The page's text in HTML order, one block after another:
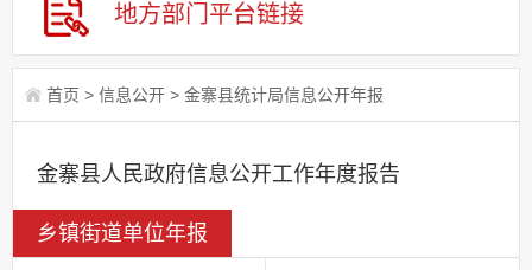
地方部门 平台链接
首页 > 信息公开 > 金寨县统计局信息公开年报
金寨县人民政府信息公开工作年度报告
乡镇街道单位年报